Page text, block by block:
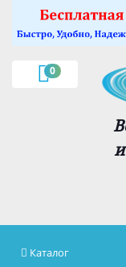
0
Каталог